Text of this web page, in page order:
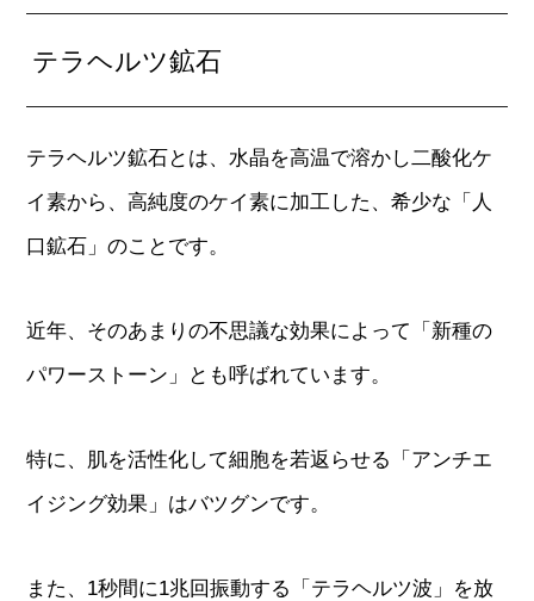
テラヘルツ鉱石
テラヘルツ鉱石とは、水晶を高温で溶かし二酸化ケ
イ素から、高純度のケイ素に加工した、希少な「人
口鉱石」のことです。
近年、そのあまりの不思議な効果によって「新種の
パワーストーン」とも呼ばれています。
特に、肌を活性化して細胞を若返らせる「アンチエ
イジング効果」はバツグンです。
また、1秒間に1兆回振動する「テラヘルツ波」を放